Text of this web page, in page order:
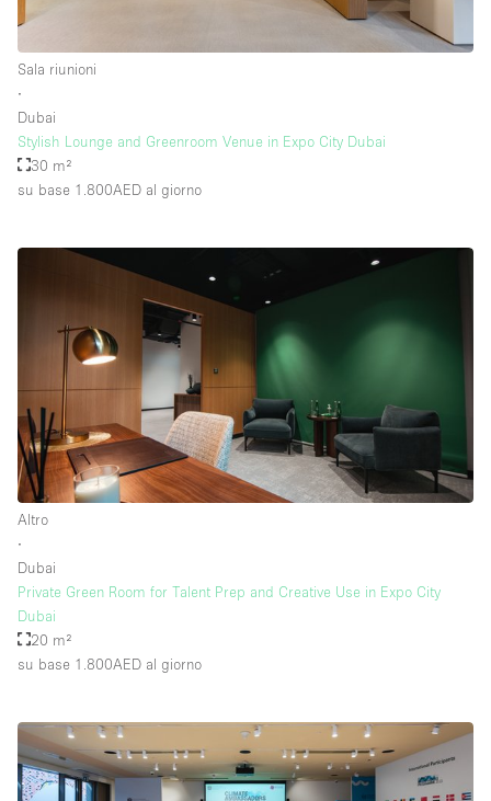
Sala riunioni
∙
Dubai
Stylish Lounge and Greenroom Venue in Expo City Dubai
30 m²
su base 1.800AED al giorno
Altro
∙
Dubai
Private Green Room for Talent Prep and Creative Use in Expo City
Dubai
20 m²
su base 1.800AED al giorno